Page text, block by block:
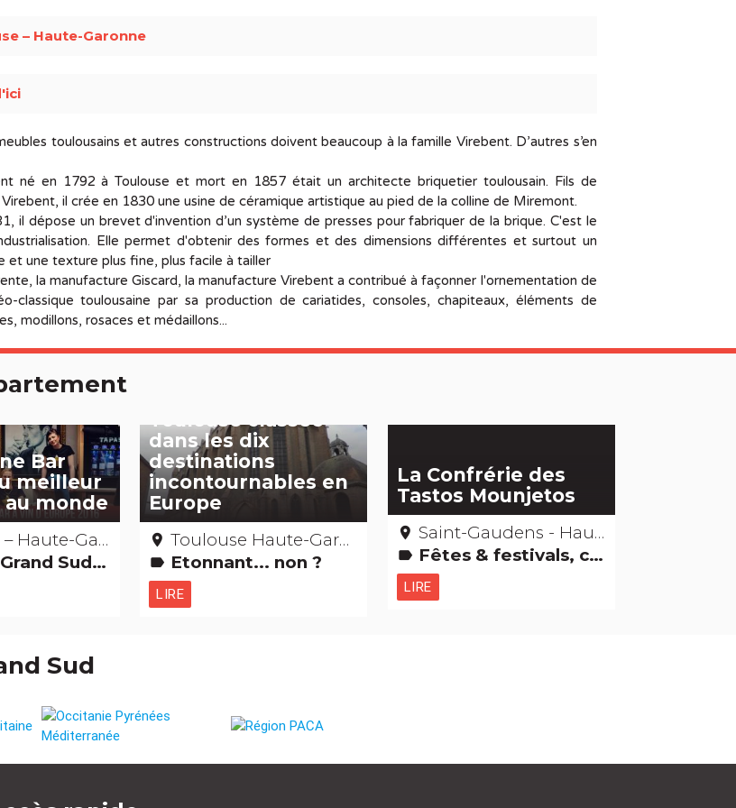
– Haute-Garonne
toulousains et autres constructions doivent beaucoup à la famille Virebent. D’autres s’en
né en 1792 à Toulouse et mort en 1857 était un architecte briquetier toulousain. Fils de
il crée en 1830 une usine de céramique artistique au pied de la colline de Miremont.
il dépose un brevet d'invention d’un système de presses pour fabriquer de la brique. C'est le
Elle permet d'obtenir des formes et des dimensions différentes et surtout un
et une texture plus fine, plus facile à tailler
la manufacture Giscard, la manufacture Virebent a contribué à façonner l'ornementation de
classique toulousaine par sa production de cariatides, consoles, chapiteaux, éléments de
modillons, rosaces et médaillons...
Bar
meilleur
au monde
Garonne
Gastronomie [à boire] Records : Les + et les -
Toulouse classée
dans les dix
destinations
incontournables en
Europe
place Toulouse Haute-Garonne
label Etonnant... non ?
LIRE
La Confrérie des
Tastos Mounjetos
place Saint-Gaudens - Haute-Garonne
label Fêtes & festivals, confréries
LIRE
Sud